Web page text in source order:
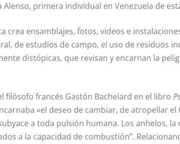
primera individual en Venezuela de
crea ensamblajes, fotos, videos e
de estudios de campo, el uso de residuos
distópicas, que revisan y encarnan la
filósofo francés Gastón Bachelard en el libro
«el deseo de cambiar, de atropellar
a toda pulsión humana. Los anhelos,
a la capacidad de combustión”.